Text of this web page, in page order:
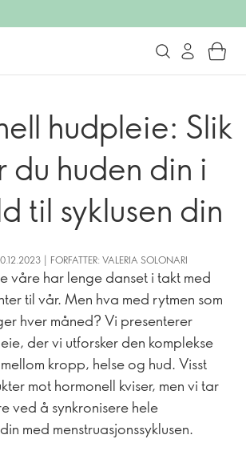
hudpleie: Slik
du huden din i
til syklusen din
| FORFATTER: VALERIA SOLONARI
våre har lenge danset i takt med
til vår. Men hva med rytmen som
hver måned? Vi presenterer
der vi utforsker den komplekse
kropp, helse og hud. Visst
mot hormonell kviser, men vi tar
ved å synkronisere hele
med menstruasjonssyklusen.